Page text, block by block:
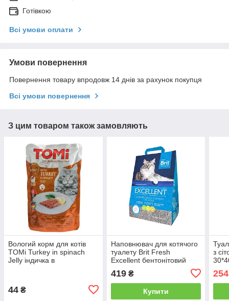
Готівкою
Всі умови оплати
Умови повернення
Повернення товару впродовж 14 днів за рахунок покупця
Всі умови повернення
З цим товаром також замовляють
Вологий корм для котів
TOMi Turkey in spinach
Jelly індичка в
44 ₴
Наповнювач для котячого
туалету Brit Fresh
Excellent бентонітовий
419₴
Купити
з